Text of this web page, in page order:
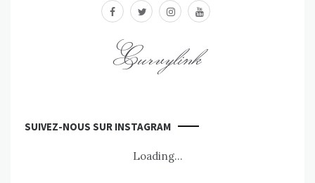
facebooktwitterinstagram
youtube
Curvylink
SUIVEZ-NOUS SUR INSTAGRAM
Loading...